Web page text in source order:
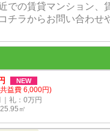
での賃貸マンション、
チラからお問い合わせ
NEW
益費 6,000円)
礼：0万円
㎡